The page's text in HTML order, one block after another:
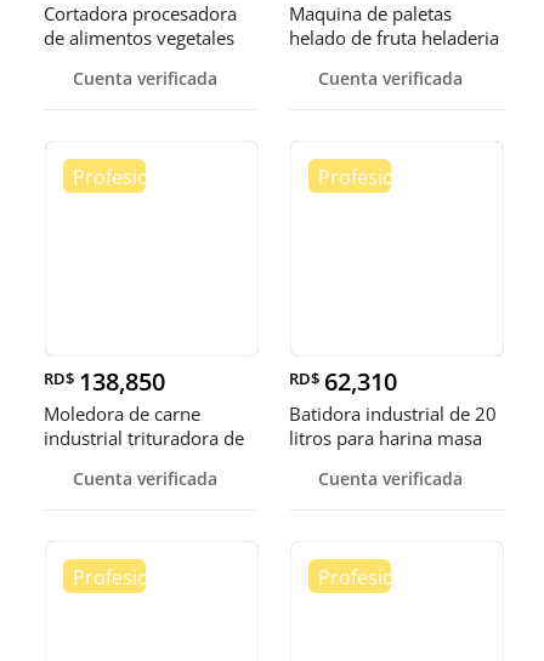
Cortadora procesadora
de alimentos vegetales
Cuenta verificada
Maquina de paletas
helado de fruta heladeria
Cuenta verificada
RD$ 138,850
Moledora de carne
industrial trituradora de
Cuenta verificada
RD$ 62,310
Batidora industrial de 20
litros para harina masa
Cuenta verificada